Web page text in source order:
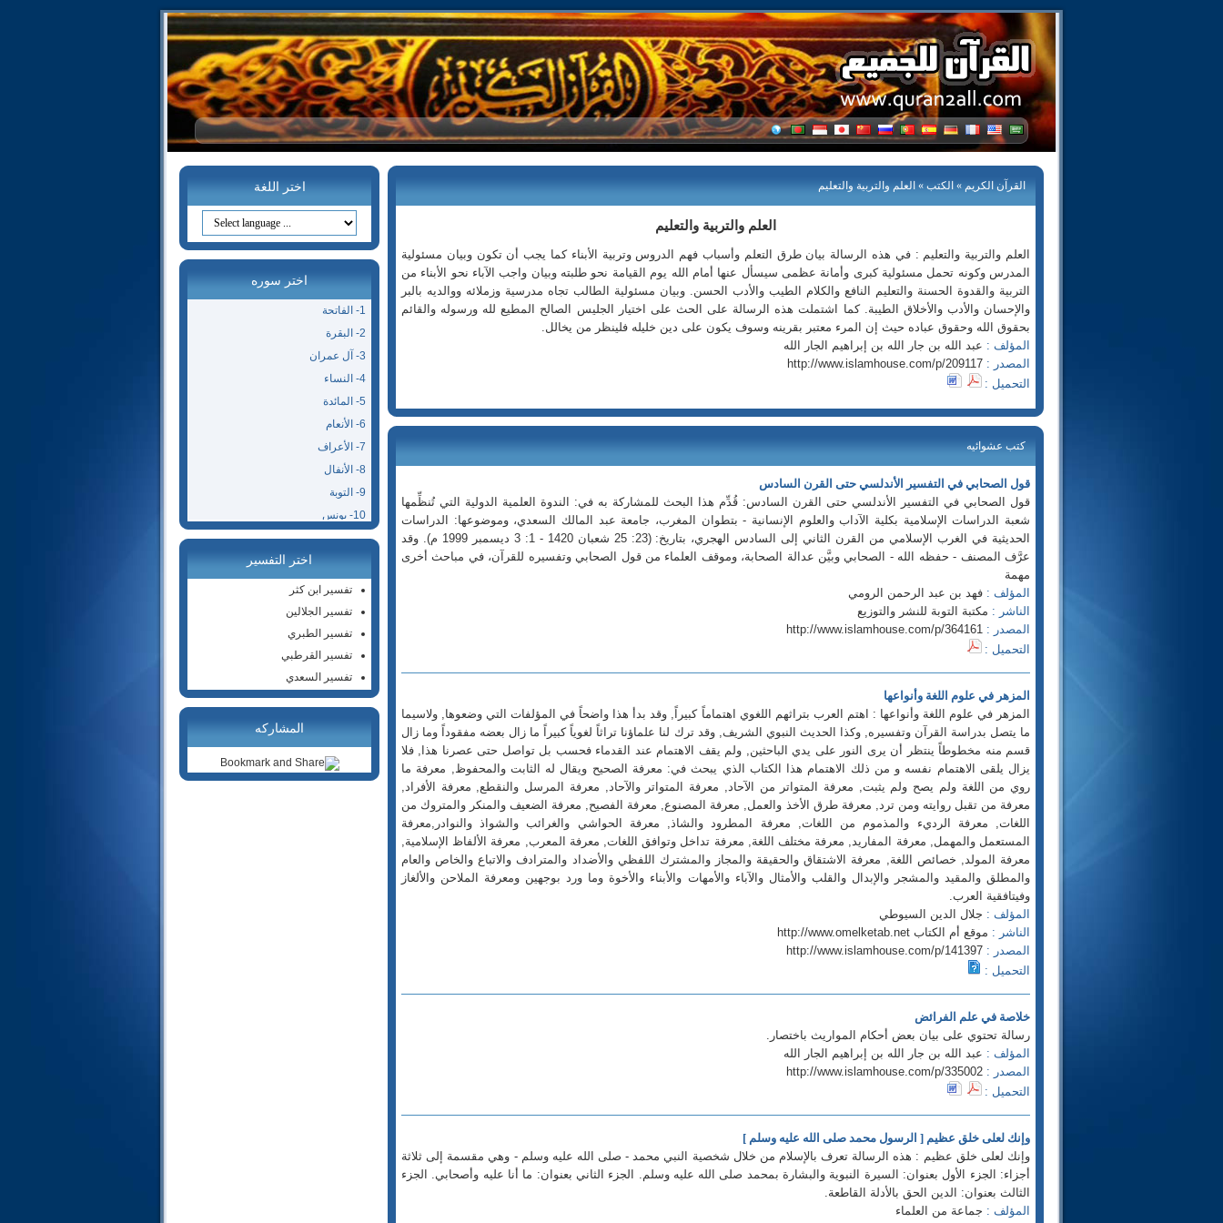
القرآن الكريم » الكتب » العلم والتربية والتعليم
العلم والتربية والتعليم
العلم والتربية والتعليم : في هذه الرسالة بيان طرق التعلم وأسباب فهم الدروس وتربية الأبناء كما يجب أن تكون وبيان مسئولية
المدرس وكونه تحمل مسئولية كبرى وأمانة عظمى سيسأل عنها أمام الله يوم القيامة نحو طلبته وبيان واجب الآباء نحو الأبناء من
التربية والقدوة الحسنة والتعليم النافع والكلام الطيب والأدب الحسن. وبيان مسئولية الطالب تجاه مدرسية وزملائه ووالديه بالبر
والإحسان والأدب والأخلاق الطيبة. كما اشتملت هذه الرسالة على الحث على اختيار الجليس الصالح المطيع لله ورسوله والقائم
بحقوق الله وحقوق عباده حيث إن المرء معتبر بقرينه وسوف يكون على دين خليله فلينظر من يخالل.
المؤلف : عبد الله بن جار الله بن إبراهيم الجار الله
المصدر : http://www.islamhouse.com/p/209117
التحميل :
كتب عشوائيه
قول الصحابي في التفسير الأندلسي حتى القرن السادس
قول الصحابي في التفسير الأندلسي حتى القرن السادس: قُدِّم هذا البحث للمشاركة به في: الندوة العلمية الدولية التي تُنظِّمها
شعبة الدراسات الإسلامية بكلية الآداب والعلوم الإنسانية - بتطوان المغرب، جامعة عبد المالك السعدي، وموضوعها: الدراسات
الحديثية في الغرب الإسلامي من القرن الثاني إلى السادس الهجري، بتاريخ: (23: 25 شعبان 1420 - 1: 3 ديسمبر 1999 م). وقد
عرَّف المصنف - حفظه الله - الصحابي وبيَّن عدالة الصحابة، وموقف العلماء من قول الصحابي وتفسيره للقرآن، في مباحث أخرى
مهمة
المؤلف : فهد بن عبد الرحمن الرومي
الناشر : مكتبة التوبة للنشر والتوزيع
المصدر : http://www.islamhouse.com/p/364161
التحميل :
المزهر في علوم اللغة وأنواعها
المزهر في علوم اللغة وأنواعها : اهتم العرب بتراثهم اللغوي اهتماماً كبيراً, وقد بدأ هذا واضحاً في المؤلفات التي وضعوها, ولاسيما
ما يتصل بدراسة القرآن وتفسيره, وكذا الحديث النبوي الشريف, وقد ترك لنا علماؤنا تراثاً لغوياً كبيراً ما زال بعضه مفقوداً وما زال
قسم منه مخطوطاً ينتظر أن يرى النور على يدي الباحثين, ولم يقف الاهتمام عند القدماء فحسب بل تواصل حتى عصرنا هذا, فلا
يزال يلقى الاهتمام نفسه و من ذلك الاهتمام هذا الكتاب الذي يبحث في: معرفة الصحيح ويقال له الثابت والمحفوظ, معرفة ما
روي من اللغة ولم يصح ولم يثبت, معرفة المتواتر من الآحاد, معرفة المتواتر والآحاد, معرفة المرسل والنقطع, معرفة الأفراد,
معرفة من تقبل روايته ومن ترد, معرفة طرق الأخذ والعمل, معرفة المصنوع, معرفة الفصيح, معرفة الضعيف والمنكر والمتروك من
اللغات, معرفة الرديء والمذموم من اللغات, معرفة المطرود والشاذ, معرفة الحواشي والغرائب والشواذ والنوادر,معرفة
المستعمل والمهمل, معرفة المفاريد, معرفة مختلف اللغة, معرفة تداخل وتوافق اللغات, معرفة المعرب, معرفة الألفاظ الإسلامية,
معرفة المولد, خصائص اللغة, معرفة الاشتقاق والحقيقة والمجاز والمشترك اللفظي والأضداد والمترادف والاتباع والخاص والعام
والمطلق والمقيد والمشجر والإبدال والقلب والأمثال والآباء والأمهات والأبناء والأخوة وما ورد بوجهين ومعرفة الملاحن والألغاز
وفيتافقية العرب.
المؤلف : جلال الدين السيوطي
الناشر : موقع أم الكتاب http://www.omelketab.net
المصدر : http://www.islamhouse.com/p/141397
التحميل :
خلاصة في علم الفرائض
رسالة تحتوي على بيان بعض أحكام المواريث باختصار.
المؤلف : عبد الله بن جار الله بن إبراهيم الجار الله
المصدر : http://www.islamhouse.com/p/335002
التحميل :
وإنك لعلى خلق عظيم [ الرسول محمد صلى الله عليه وسلم ]
وإنك لعلى خلق عظيم : هذه الرسالة تعرف بالإسلام من خلال شخصية النبي محمد - صلى الله عليه وسلم - وهي مقسمة إلى ثلاثة
أجزاء: الجزء الأول بعنوان: السيرة النبوية والبشارة بمحمد صلى الله عليه وسلم. الجزء الثاني بعنوان: ما أنا عليه وأصحابي. الجزء
الثالث بعنوان: الدين الحق بالأدلة القاطعة.
المؤلف : جماعة من العلماء
اختر اللغة
اختر سوره
1- الفاتحة
2- البقرة
3- آل عمران
4- النساء
5- المائدة
6- الأنعام
7- الأعراف
8- الأنفال
9- التوبة
10- يونس
11- هود
16- النحل
17- الإسراء
18- الكهف
اختر التفسير
تفسير ابن كثر
تفسير الجلالين
تفسير الطبري
تفسير القرطبي
تفسير السعدي
المشاركه